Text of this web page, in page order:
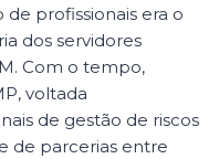
profissionais era o
dos servidores
Com o tempo,
voltada
de gestão de riscos
de parcerias entre